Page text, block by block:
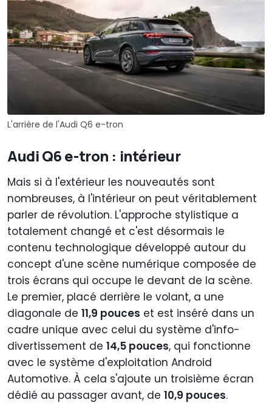
L'arrière de l'Audi Q6 e-tron
Audi Q6 e-tron : intérieur
Mais si à l'extérieur les nouveautés sont
nombreuses, à l'intérieur on peut véritablement
parler de révolution. L'approche stylistique a
totalement changé et c'est désormais le
contenu technologique développé autour du
concept d'une scène numérique composée de
trois écrans qui occupe le devant de la scène.
Le premier, placé derrière le volant, a une
diagonale de 11,9 pouces et est inséré dans un
cadre unique avec celui du système d'info-
divertissement de 14,5 pouces, qui fonctionne
avec le système d'exploitation Android
Automotive. À cela s'ajoute un troisième écran
dédié au passager avant, de 10,9 pouces.